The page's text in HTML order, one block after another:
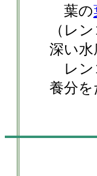
葉の
（レ
深い水
レン
養分